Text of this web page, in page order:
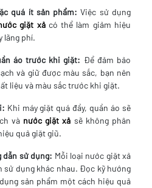
quá ít sản phẩm: Việc sử dụng
giặt xảcó thể làm giảm hiệu
lãng phí.
áo trước khi giặt: Để đảm bảo
và giữ được màu sắc, bạn nên
liệu và màu sắc trước khi giặt.
Khi máy giặt quá đầy, quần áo sẽ
và nước giặt xả sẽ không phân
quả giặt giũ.
dẫn sử dụng: Mỗi loại nước giặt xả
sử dụng khác nhau. Đọc kỹ hướng
sản phẩm một cách hiệu quả